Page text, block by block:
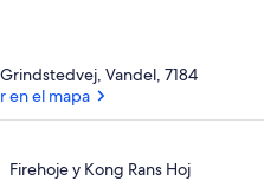
Vandel, 7184
en el mapa
Firehoje y Kong Rans Hoj
Place,